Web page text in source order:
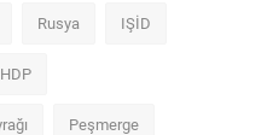
Rusya IŞİD
HDP
Peşmerge